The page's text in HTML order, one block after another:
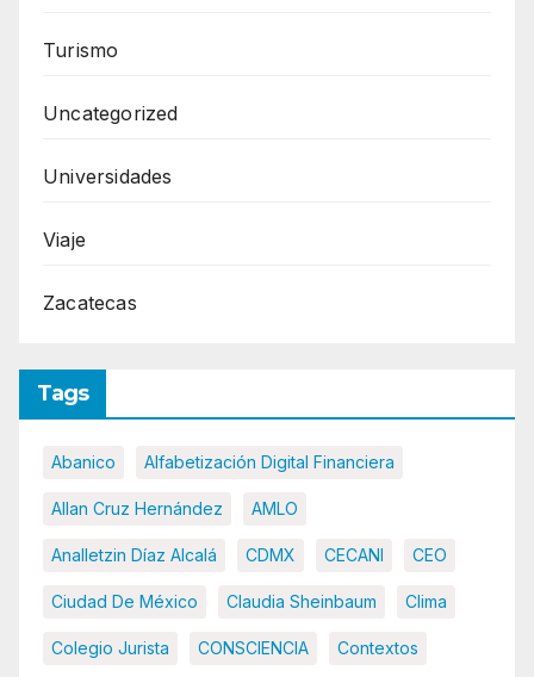
Turismo
Uncategorized
Universidades
Viaje
Zacatecas
Tags
Abanico Alfabetización Digital Financiera
Allan Cruz Hernández AMLO
Analletzin Díaz Alcalá CDMX CECANI CEO
Ciudad De México Claudia Sheinbaum Clima
Colegio Jurista CONSCIENCIA Contextos